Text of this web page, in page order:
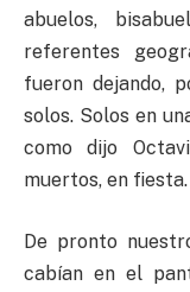
abuelos,
referentes
fueron dejando,
solos. Solos en
como dijo
muertos, en fiesta.
De pronto
cabían en el